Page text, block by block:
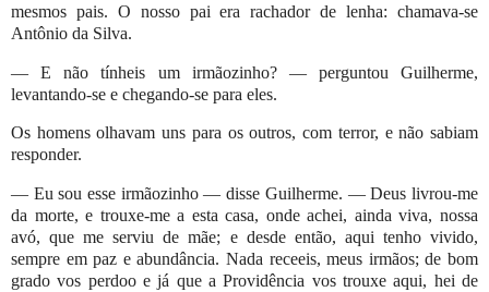
mesmos pais. O nosso pai era rachador de lenha: chamava-se
Antônio da Silva.
— E não tínheis um irmãozinho? — perguntou Guilherme,
levantando-se e chegando-se para eles.
Os homens olhavam uns para os outros, com terror, e não sabiam
responder.
— Eu sou esse irmãozinho — disse Guilherme. — Deus livrou-me
da morte, e trouxe-me a esta casa, onde achei, ainda viva, nossa
avó, que me serviu de mãe; e desde então, aqui tenho vivido,
sempre em paz e abundância. Nada receeis, meus irmãos; de bom
grado vos perdoo e já que a Providência vos trouxe aqui, hei de